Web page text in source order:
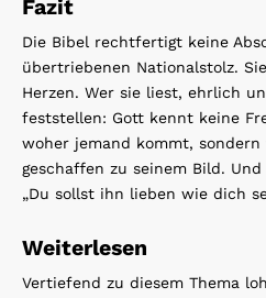
Fazit
Die Bibel rechtfertigt keine
übertriebenen Nationalstolz.
Herzen. Wer sie liest, ehrlich
feststellen: Gott kennt keine
woher jemand kommt,
geschaffen zu seinem Bild.
„Du sollst ihn lieben wie dich
Weiterlesen
Vertiefend zu diesem Thema